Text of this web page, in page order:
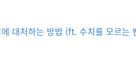
대처하는 방법 (ft. 수치를 모르는